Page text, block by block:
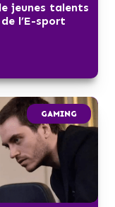
jeunes talents
l’E-sport
GAMING